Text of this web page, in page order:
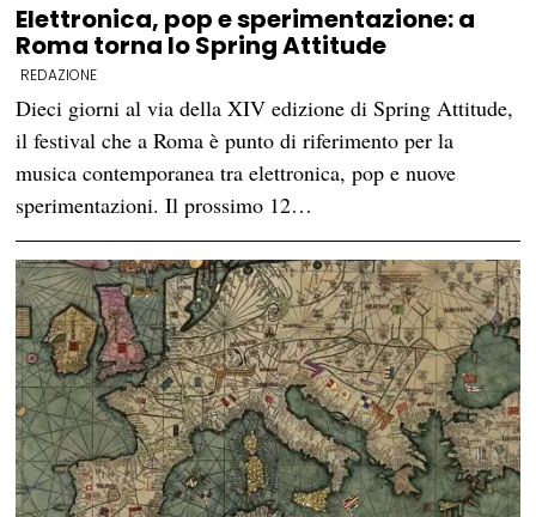
Elettronica, pop e sperimentazione: a
Roma torna lo Spring Attitude
REDAZIONE
Dieci giorni al via della XIV edizione di Spring Attitude,
il festival che a Roma è punto di riferimento per la
musica contemporanea tra elettronica, pop e nuove
sperimentazioni. Il prossimo 12…